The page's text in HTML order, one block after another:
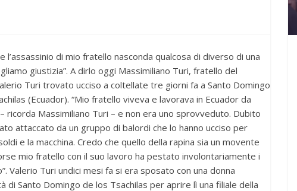
l’assassinio di mio fratello nasconda qualcosa di diverso di una
giustizia”. A dirlo oggi Massimiliano Turi, fratello del
Turi trovato ucciso a coltellate tre giorni fa a Santo Domingo
(Ecuador). “Mio fratello viveva e lavorava in Ecuador da
ricorda Massimiliano Turi – e non era uno sprovveduto. Dubito
attaccato da un gruppo di balordi che lo hanno ucciso per
e la macchina. Credo che quello della rapina sia un movente
mio fratello con il suo lavoro ha pestato involontariamente i
Valerio Turi undici mesi fa si era sposato con una donna
di Santo Domingo de los Tsachilas per aprire lì una filiale della